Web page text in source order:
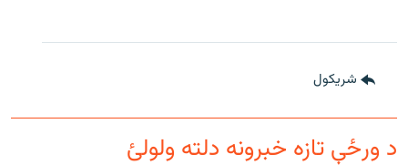
شريکول
د ورځې تازه خبرونه دلته ولولئ